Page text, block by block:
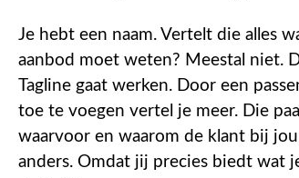
Je hebt een naam. Vertelt die alles
aanbod moet weten? Meestal niet.
Tagline gaat werken. Door een
toe te voegen vertel je meer. Die
waarvoor en waarom de klant bij
anders. Omdat jij precies biedt wat